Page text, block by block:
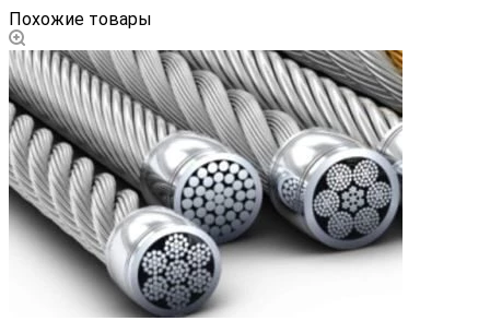
Похожие товары